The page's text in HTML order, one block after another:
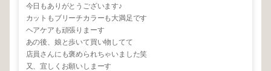
今日もありがとうございます♪
カットもブリーチカラーも大満足です
ヘアケアも頑張りまーす
あの後、娘と歩いて買い物してて
店員さんにも褒められちゃいました笑
又、宜しくお願いしまーす